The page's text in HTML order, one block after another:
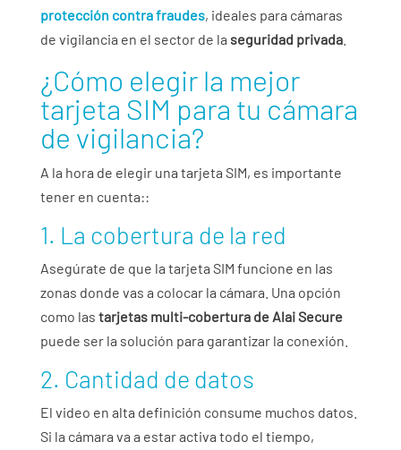
protección contra fraudes, ideales para cámaras
de vigilancia en el sector de la seguridad privada.
¿Cómo elegir la mejor
tarjeta SIM para tu cámara
de vigilancia?
A la hora de elegir una tarjeta SIM, es importante
tener en cuenta::
1. La cobertura de la red
Asegúrate de que la tarjeta SIM funcione en las
zonas donde vas a colocar la cámara. Una opción
como las tarjetas multi-cobertura de Alai Secure
puede ser la solución para garantizar la conexión.
2. Cantidad de datos
El video en alta definición consume muchos datos.
Si la cámara va a estar activa todo el tiempo,